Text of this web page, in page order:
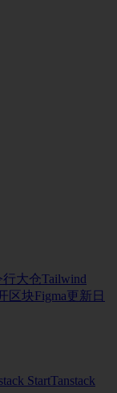
行大仓Tailwind
区块Figma更新日
StartTanstack